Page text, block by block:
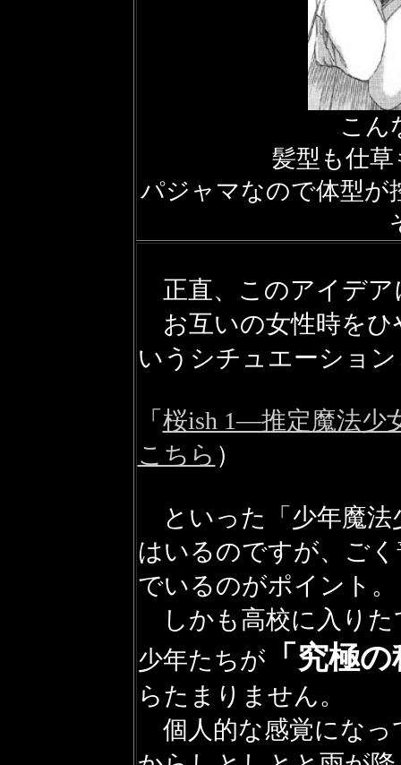
こん
髪型も仕
パジャマなので体型が
正直、このアイデア
お互いの女性時をひ
いうシチュエーショ
「 桜ish 1―推定魔法少
こちら ）
といった「少年魔法
はいるのですが、ご
でいるのがポイント。
しかも高校に入りた
少年たちが
「究極
らたまりません。
個人的な感覚になっ